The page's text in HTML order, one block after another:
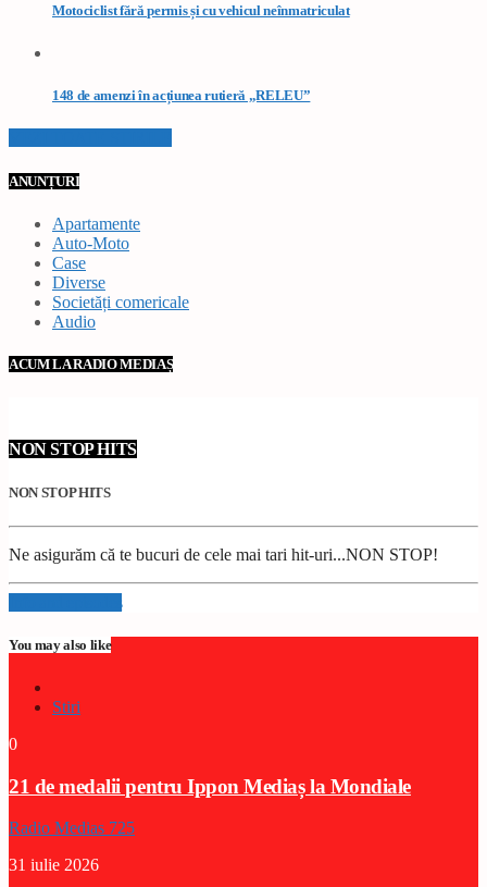
Motociclist fără permis și cu vehicul neînmatriculat
148 de amenzi în acțiunea rutieră „RELEU”
ANUNȚURI
Apartamente
Auto-Moto
Case
Diverse
Societăți comericale
Audio
ACUM LA RADIO MEDIAȘ
NON STOP HITS
NON STOP HITS
Ne asigurăm că te bucuri de cele mai tari hit-uri...NON STOP!
Info and episodes
You may also like
Stiri
0
21 de medalii pentru Ippon Mediaș la Mondiale
Radio Medias 725
31 iulie 2026